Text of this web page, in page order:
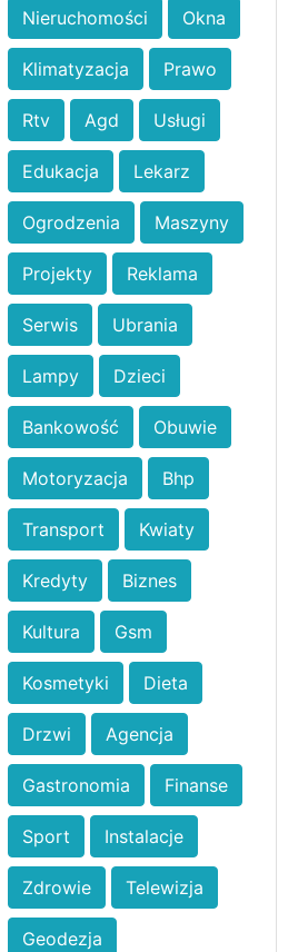
Nieruchomości Okna
Klimatyzacja Prawo
Rtv Agd Usługi
Edukacja Lekarz
Ogrodzenia Maszyny
Projekty Reklama
Serwis Ubrania
Lampy Dzieci
Bankowość Obuwie
Motoryzacja Bhp
Transport Kwiaty
Kredyty Biznes
Kultura Gsm
Kosmetyki Dieta
Drzwi Agencja
Gastronomia Finanse
Sport Instalacje
Zdrowie Telewizja
Geodezja